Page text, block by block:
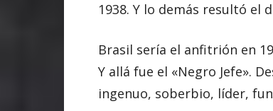
1938. Y lo demás resultó el
Brasil sería el anfitrión en
Y allá fue el «Negro Jefe».
ingenuo, soberbio, líder,